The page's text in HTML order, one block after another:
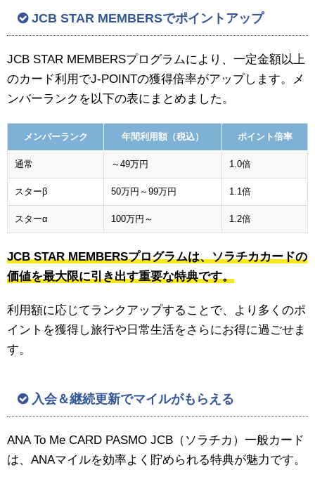
JCB STAR MEMBERSでポイントアップ
JCB STAR MEMBERSプログラムにより、一定金額以上
のカード利用でJ-POINTの獲得倍率がアップします。メ
ンバーランクを以下の表にまとめました。
メンバーランク 年間利用額（税込） ポイント倍率
通常 ～49万円 1.0倍
スターβ 50万円～99万円 1.1倍
スターα 100万円～ 1.2倍
JCB STAR MEMBERSプログラムは、ソラチカカードの
価値を最大限に引き出す重要な特典です。
利用額に応じてランクアップすることで、より多くのポ
イントを獲得し旅行や日常生活をさらにお得に過ごせま
す。
入会＆継続更新でマイルがもらえる
ANA To Me CARD PASMO JCB（ソラチカ）一般カード
は、ANAマイルを効率よく貯められる特典が魅力です。